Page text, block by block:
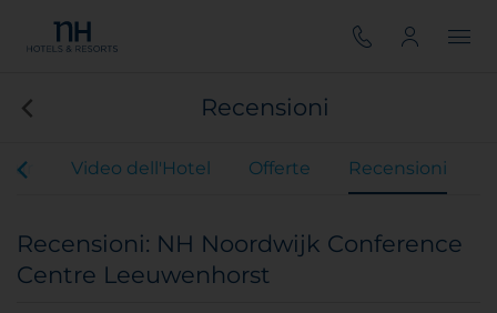
Recensioni
Video dell'Hotel Offerte Recensioni
Recensioni: NH Noordwijk Conference
Centre Leeuwenhorst